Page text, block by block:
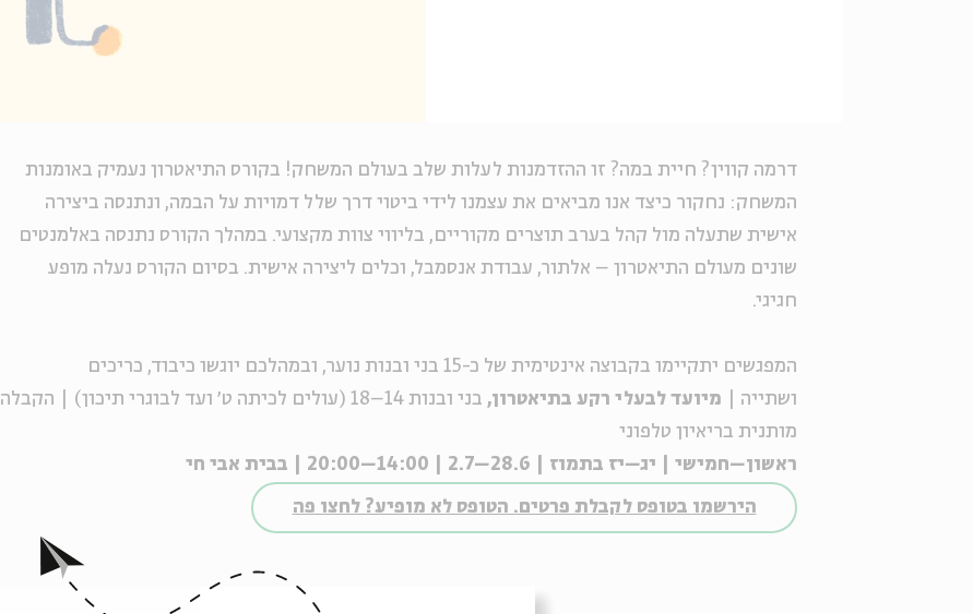
דרמה קווין? חיית במה? זו ההזדמנות לעלות שלב בעולם המשחק! בקורס התיאטרון נעמיק באומנות
המשחק: נחקור כיצד אנו מביאים את עצמנו לידי ביטוי דרך שלל דמויות על הבמה, ונתנסה ביצירה
אישית שתעלה מול קהל בערב תוצרים מקוריים, בליווי צוות מקצועי. במהלך הקורס נתנסה באלמנטים
שונים מעולם התיאטרון – אלתור, עבודת אנסמבל, וכלים ליצירה אישית. בסיום הקורס נעלה מופע
חגיגי.
המפגשים יתקיימו בקבוצה אינטימית של כ-15 בני ובנות נוער, ובמהלכם יוגשו כיבוד, כריכים
ושתייה מיועד לבעלי רקע בתיאטרון, בני ובנות 14–18 (עולים לכיתה ט׳ ועד לבוגרי תיכון)
הקבלה
מותנית בריאיון טלפוני
ראשון–חמישי | יג–יז בתמוז | 28.6 –2.7 | 14:00–20:00 | בבית אבי חי
הירשמו בטופס לקבלת פרטים. הטופס לא מופיע? לחצו פה